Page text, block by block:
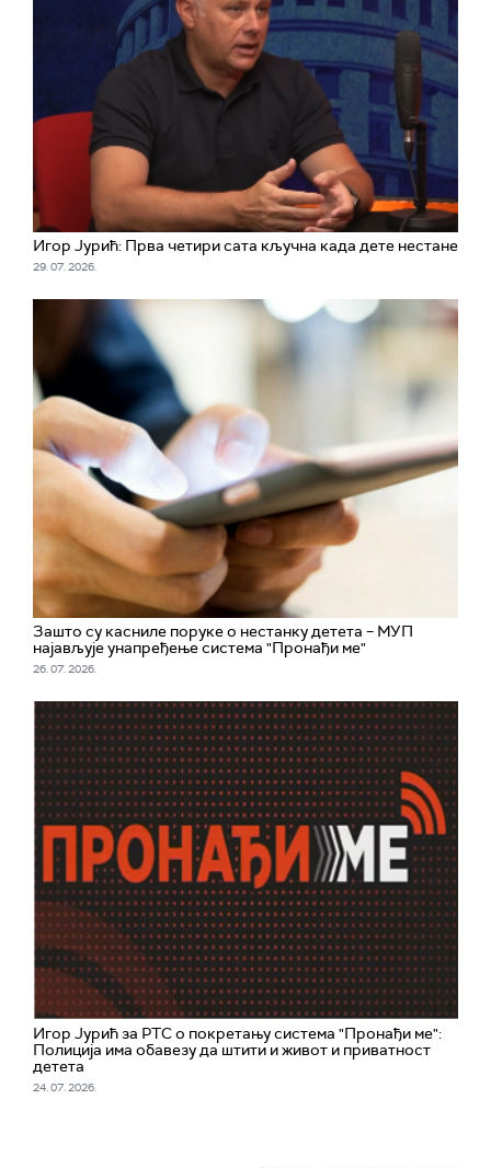
Игор Јурић: Прва четири сата кључна када дете нестане
29. 07. 2026.
Зашто су касниле поруке о нестанку детета – МУП
најављује унапређење система "Пронађи ме"
26. 07. 2026.
Игор Јурић за РТС о покретању система "Пронађи ме":
Полиција има обавезу да штити и живот и приватност
детета
24. 07. 2026.